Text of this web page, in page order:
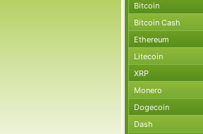
Bitcoin
Bitcoin Cash
Ethereum
Litecoin
XRP
Monero
Dogecoin
Dash